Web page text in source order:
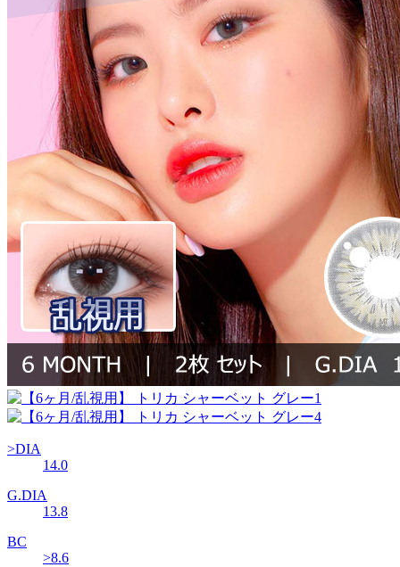
>DIA
14.0
G.DIA
13.8
BC
>8.6